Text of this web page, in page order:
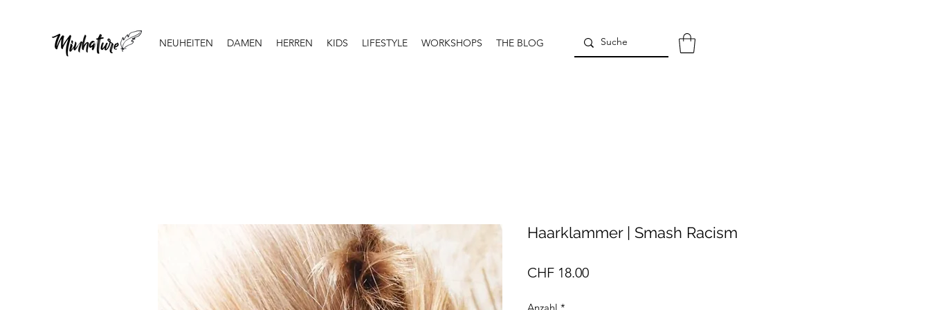
NEUHEITEN DAMEN HERREN KIDS LIFESTYLE WORKSHOPS THE BLOG
Haarklammer | Smash Racism
CHF 18.00Preis
Anzahl *